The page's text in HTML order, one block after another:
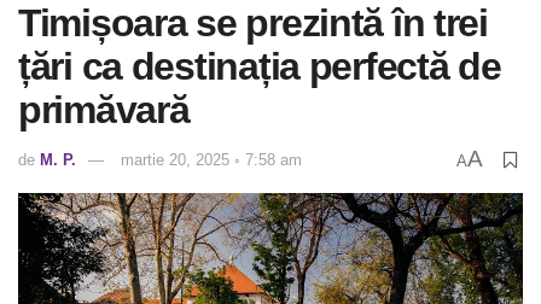
Timișoara se prezintă în trei
țări ca destinația perfectă de
primăvară
de M. P. martie 20, 2025 ◦ 7:58 am AA